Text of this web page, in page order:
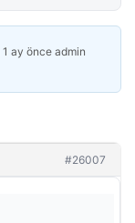
1 ay önce admin
#26007